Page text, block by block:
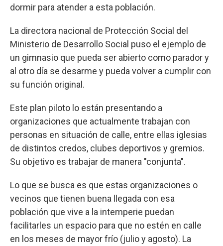
dormir para atender a esta población.
La directora nacional de Protección Social del
Ministerio de Desarrollo Social puso el ejemplo de
un gimnasio que pueda ser abierto como parador y
al otro día se desarme y pueda volver a cumplir con
su función original.
Este plan piloto lo están presentando a
organizaciones que actualmente trabajan con
personas en situación de calle, entre ellas iglesias
de distintos credos, clubes deportivos y gremios.
Su objetivo es trabajar de manera "conjunta".
Lo que se busca es que estas organizaciones o
vecinos que tienen buena llegada con esa
población que vive a la intemperie puedan
facilitarles un espacio para que no estén en calle
en los meses de mayor frío (julio y agosto). La